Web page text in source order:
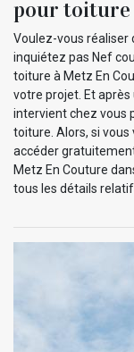
pour toiture
Voulez-vous réaliser
inquiétez pas Nef
toiture à Metz En
votre projet. Et après
intervient chez vous
toiture. Alors, si
accéder
Metz En Couture
tous les détails